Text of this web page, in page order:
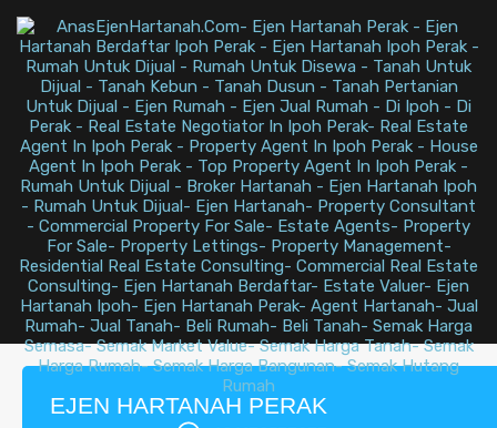
EJEN HARTANAH PERAK